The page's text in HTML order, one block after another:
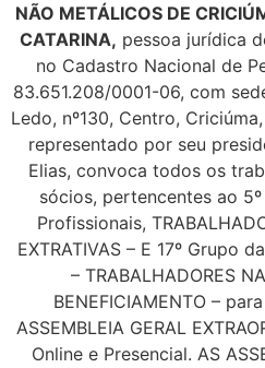
NÃO METÁLICOS DE
CATARINA, pessoa jurídica
no Cadastro Nacional de
83.651.208/0001-06, com
Ledo, nº130, Centro,
representado por seu
Elias, convoca todos os
sócios, pertencentes ao
Profissionais,
EXTRATIVAS – E 17º Grupo
– TRABALHADORES
BENEFICIAMENTO –
ASSEMBLEIA GERAL
Online e Presencial. AS